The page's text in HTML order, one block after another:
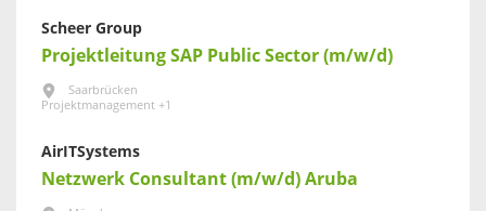
Scheer Group
Projektleitung SAP Public Sector (m/w/d)
Saarbrücken
Projektmanagement +1
AirITSystems
Netzwerk Consultant (m/w/d) Aruba